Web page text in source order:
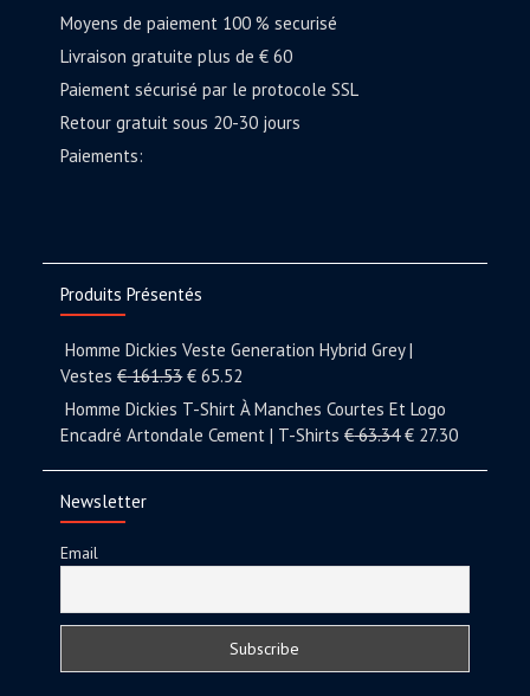
Moyens de paiement 100 % securisé
Livraison gratuite plus de € 60
Paiement sécurisé par le protocole SSL
Retour gratuit sous 20-30 jours
Paiements:
Produits Présentés
Homme Dickies Veste Generation Hybrid Grey |
Vestes €161.53 € 65.52
Homme Dickies T-Shirt À Manches Courtes Et Logo
Encadré Artondale Cement | T-Shirts €63.34 € 27.30
Newsletter
Email